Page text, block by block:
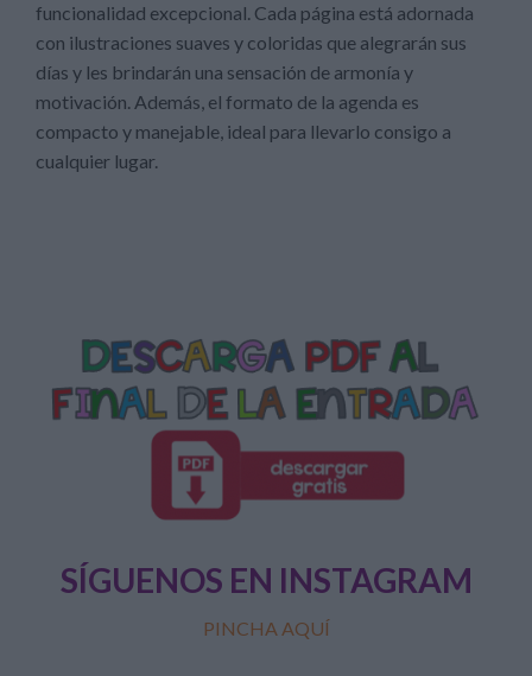
funcionalidad excepcional. Cada página está adornada
con ilustraciones suaves y coloridas que alegrarán sus
días y les brindarán una sensación de armonía y
motivación. Además, el formato de la agenda es
compacto y manejable, ideal para llevarlo consigo a
cualquier lugar.
SÍGUENOS EN INSTAGRAM
PINCHA AQUÍ